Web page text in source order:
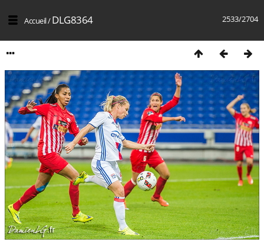
2533/2704
Accueil/DLG8364